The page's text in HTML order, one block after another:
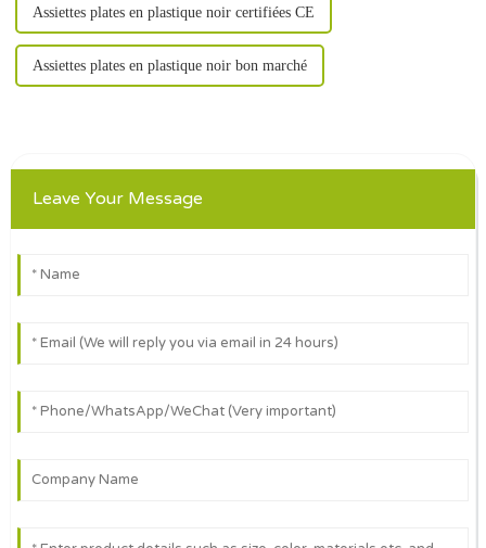
Assiettes plates en plastique noir certifiées CE
Assiettes plates en plastique noir bon marché
Leave Your Message